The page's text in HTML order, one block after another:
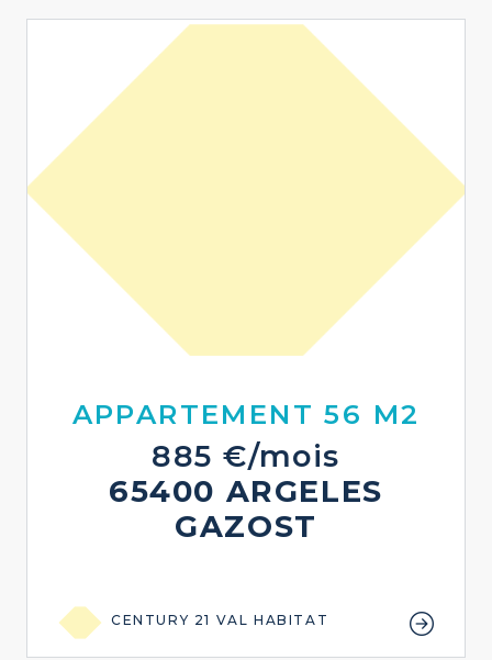
APPARTEMENT 56 M2
885 €/mois
65400 ARGELES
GAZOST
CENTURY 21 VAL HABITAT